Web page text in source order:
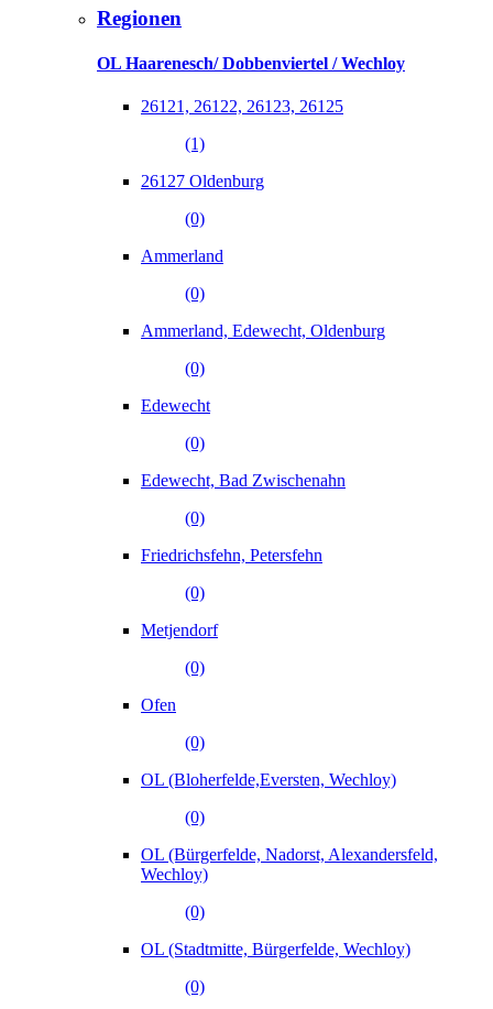
Regionen
OL Haarenesch/ Dobbenviertel / Wechloy
26121, 26122, 26123, 26125
(1)
26127 Oldenburg
(0)
Ammerland
(0)
Ammerland, Edewecht, Oldenburg
(0)
Edewecht
(0)
Edewecht, Bad Zwischenahn
(0)
Friedrichsfehn, Petersfehn
(0)
Metjendorf
(0)
Ofen
(0)
OL (Bloherfelde,Eversten, Wechloy)
(0)
OL (Bürgerfelde, Nadorst, Alexandersfeld,
Wechloy)
(0)
OL (Stadtmitte, Bürgerfelde, Wechloy)
(0)